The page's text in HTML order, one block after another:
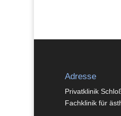
Adresse
Privatklinik
Fachklinik für